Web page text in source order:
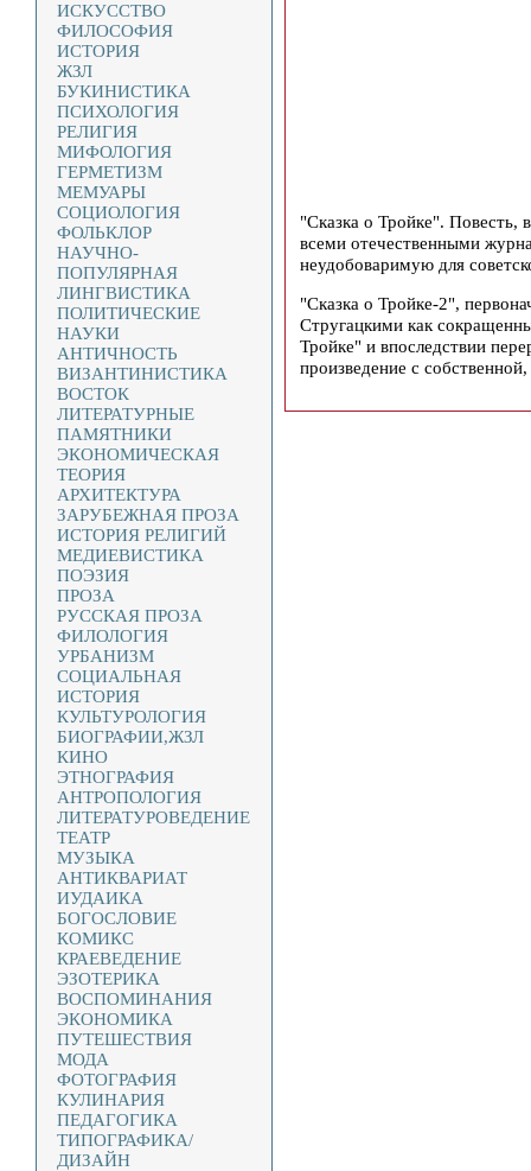
ИСКУССТВО
ФИЛОСОФИЯ
ИСТОРИЯ
ЖЗЛ
БУКИНИСТИКА
ПСИХОЛОГИЯ
РЕЛИГИЯ
МИФОЛОГИЯ
ГЕРМЕТИЗМ
МЕМУАРЫ
СОЦИОЛОГИЯ
ФОЛЬКЛОР
НАУЧНО-
ПОПУЛЯРНАЯ
ЛИНГВИСТИКА
ПОЛИТИЧЕСКИЕ
НАУКИ
АНТИЧНОСТЬ
ВИЗАНТИНИСТИКА
ВОСТОК
ЛИТЕРАТУРНЫЕ
ПАМЯТНИКИ
ЭКОНОМИЧЕСКАЯ
ТЕОРИЯ
АРХИТЕКТУРА
ЗАРУБЕЖНАЯ ПРОЗА
ИСТОРИЯ РЕЛИГИЙ
МЕДИЕВИСТИКА
ПОЭЗИЯ
ПРОЗА
РУССКАЯ ПРОЗА
ФИЛОЛОГИЯ
УРБАНИЗМ
СОЦИАЛЬНАЯ
ИСТОРИЯ
КУЛЬТУРОЛОГИЯ
БИОГРАФИИ,ЖЗЛ
КИНО
ЭТНОГРАФИЯ
АНТРОПОЛОГИЯ
ЛИТЕРАТУРОВЕДЕНИЕ
ТЕАТР
МУЗЫКА
АНТИКВАРИАТ
ИУДАИКА
БОГОСЛОВИЕ
КОМИКС
КРАЕВЕДЕНИЕ
ЭЗОТЕРИКА
ВОСПОМИНАНИЯ
ЭКОНОМИКА
ПУТЕШЕСТВИЯ
МОДА
ФОТОГРАФИЯ
КУЛИНАРИЯ
ПЕДАГОГИКА
ТИПОГРАФИКА/
ДИЗАЙН
"Сказка о Тройке". Повесть,
всеми отечественными
неудобоваримую для
"Сказка о Тройке-2",
Стругацкими как
Тройке" и впоследствии
произведение с